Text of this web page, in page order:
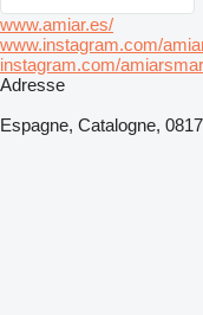
www.amiar.es/
www.instagram.com/
instagram.com/
Adresse
Espagne, Catalogne,